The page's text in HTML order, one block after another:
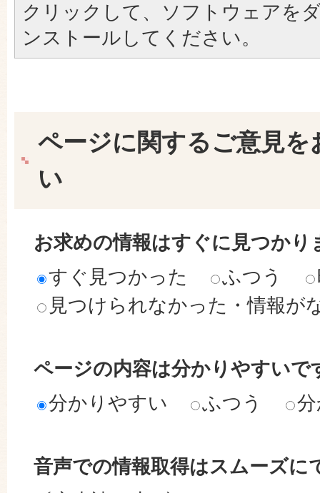
クリックして、ソフトウェアを
ンストールしてください。
ページに関するご意見を
い
お求めの情報はすぐに見つかり
すぐ見つかった
ふつう
見つけられなかった・情報が
ページの内容は分かりやすいで
分かりやすい
ふつう
音声での情報取得はスムーズに